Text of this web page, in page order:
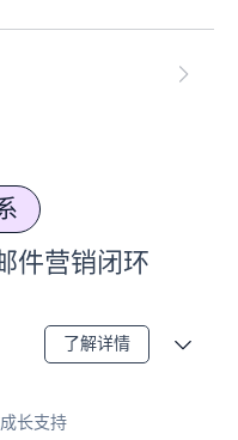
件营销闭环
了解详情
长支持